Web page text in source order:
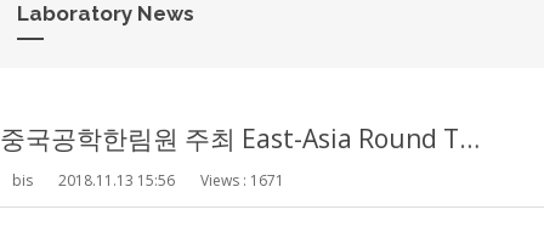
Laboratory News
중국공학한림원 주최 East-Asia Round Table Meeting 발표
bis 2018.11.13 15:56 Views : 1671